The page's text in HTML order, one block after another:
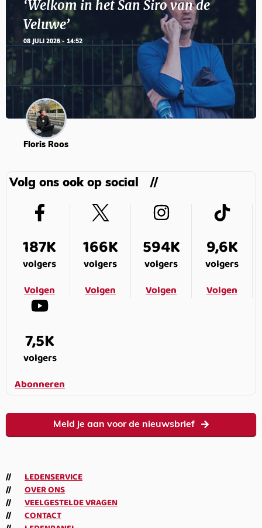
‘Welkom in het San Siro van de
Veluwe’
08 JULI 2026 - 14:52
Floris Roos
Volg ons ook op social
187K
volgers
Volgen
166K
volgers
Volgen
594K
volgers
Volgen
9,6K
volgers
Volgen
7,5K
volgers
Abonneren
Meld je aan voor de nieuwsbrief
LEDENSERVICE
OVER ONS
VEELGESTELDE VRAGEN
CONTACT